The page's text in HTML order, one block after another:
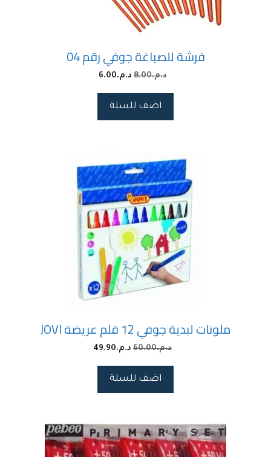
فرشة للصباغة جوفي رقم 04
د.م.8.00 د.م.6.00
اضف للسلة
ملونات لبدية جوفي 12 قلم عريضة JOVI
د.م.60.00 د.م.49.90
اضف للسلة